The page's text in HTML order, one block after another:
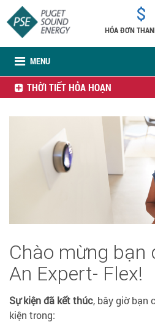
MENU
HÓA ĐƠN
THỜI TIẾT HỎA HOẠN
Chào mừng bạn
An Expert- Flex!
Sự kiện đã kết thúc, bây giờ bạn
kiện trong: